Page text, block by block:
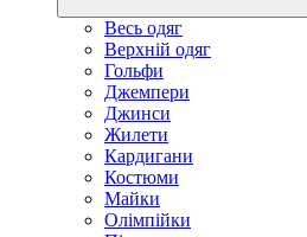
Весь одяг
Верхній одяг
Гольфи
Джемпери
Джинси
Жилети
Кардигани
Костюми
Майки
Олімпійки